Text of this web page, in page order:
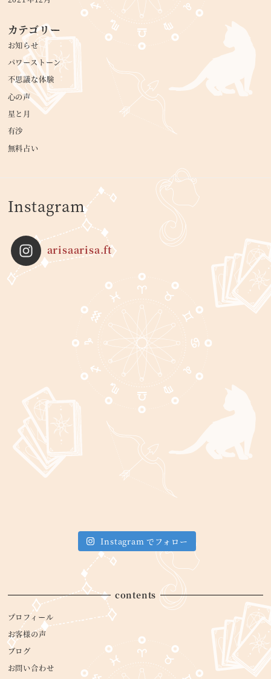
カテゴリー
お知らせ
パワーストーン
不思議な体験
心の声
星と月
有沙
無料占い
Instagram
arisaarisa.ft
Instagram でフォロー
contents
プロフィール
お客様の声
ブログ
お問い合わせ